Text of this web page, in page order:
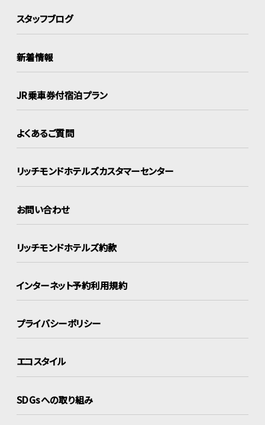
スタッフブログ
新着情報
JR乗車券付宿泊プラン
よくあるご質問
リッチモンドホテルズカスタマーセンター
お問い合わせ
リッチモンドホテルズ約款
インターネット予約利用規約
プライバシーポリシー
エコスタイル
SDGsへの取り組み